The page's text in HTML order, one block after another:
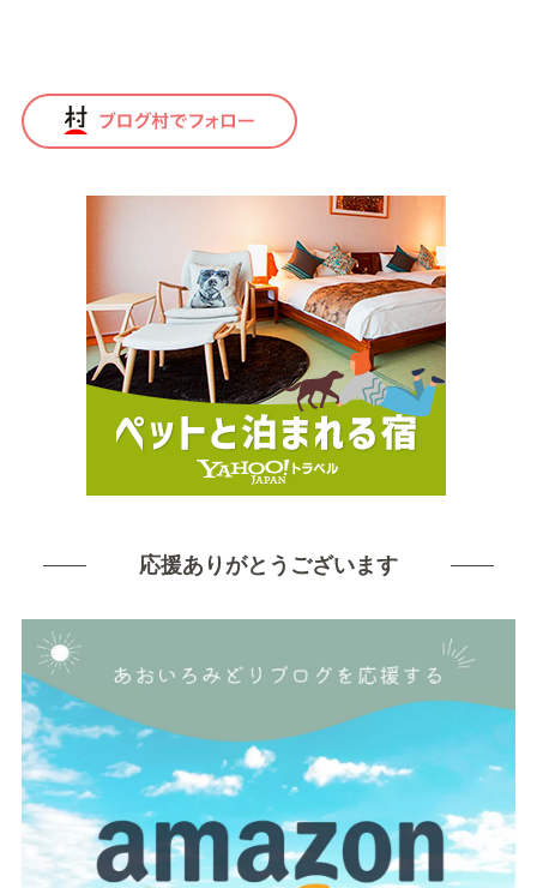
応援ありがとうございます